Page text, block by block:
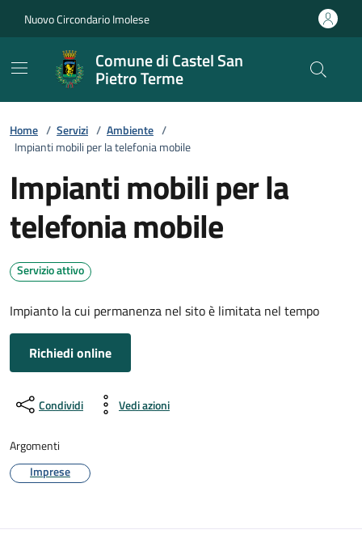
Nuovo Circondario Imolese
Comune di Castel San
Pietro Terme
Home / Servizi / Ambiente /
Impianti mobili per la telefonia mobile
Impianti mobili per la
telefonia mobile
Servizio attivo
Impianto la cui permanenza nel sito è limitata nel tempo
Richiedi online
Condividi Vedi azioni
Argomenti
Imprese